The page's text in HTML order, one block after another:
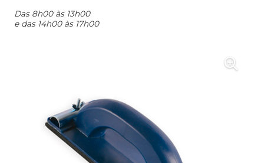
Das 8h00 às 13h00
e das 14h00 às 17h00